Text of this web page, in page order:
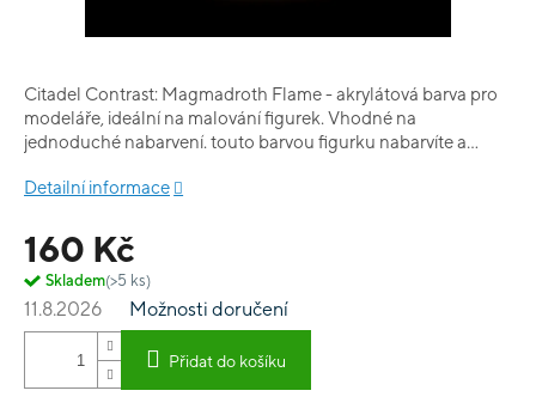
160 Kč
Skladem(>5 ks)
11.8.2026 Možnosti doručení
Přidat do košíku
Citadel Contrast: Magmadroth Flame - akrylátová barva pro
modeláře, ideální na malování figurek. Vhodné na
jednoduché nabarvení. touto barvou figurku nabarvíte a
Detailní informace